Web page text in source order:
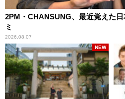
2PM・CHANSUNG、最近覚えた
ミ
2026.08.07
NEW